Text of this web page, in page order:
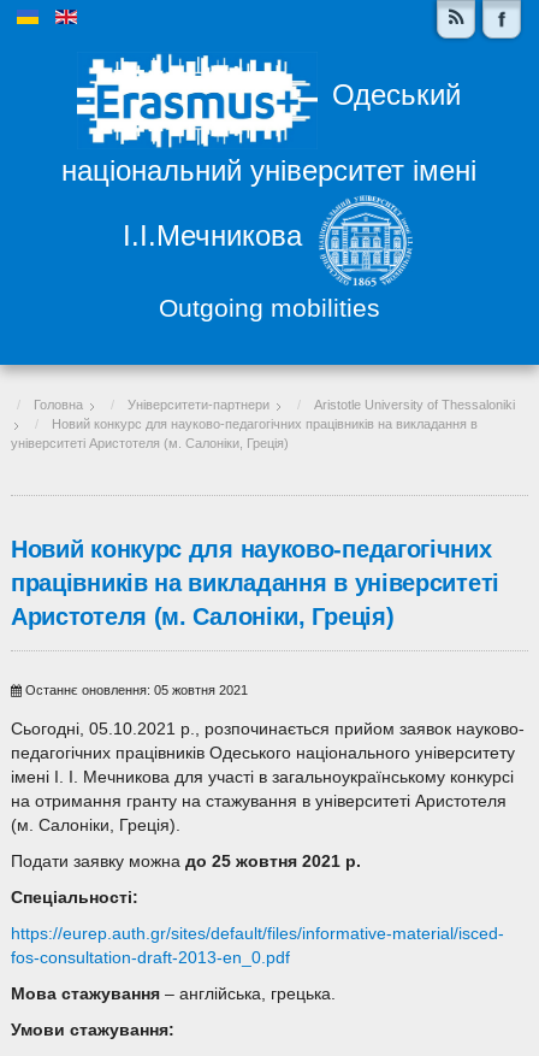
Одеський
національний університет імені
І.І.Мечникова
Outgoing mobilities
Головна Університети-партнери
Aristotle University of Thessaloniki
Новий конкурс для науково-педагогічних працівників на викладання в
університеті Аристотеля (м. Салоніки, Греція)
Новий конкурс для науково-педагогічних
працівників на викладання в університеті
Аристотеля (м. Салоніки, Греція)
Останнє оновлення: 05 жовтня 2021
Сьогодні, 05.10.2021 р., розпочинається прийом заявок науково-
педагогічних працівників Одеського національного університету
імені І. І. Мечникова для участі в загальноукраїнському конкурсі
на отримання гранту на стажування в університеті Аристотеля
(м. Салоніки, Греція).
Подати заявку можна до 25 жовтня2021р.
Спеціальності:
https://eurep.auth.gr/sites/default/files/informative-material/isced-
fos-consultation-draft-2013-en_0.pdf
Мова стажування – англійська, грецька.
Умови стажування: